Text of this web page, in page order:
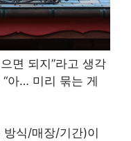
면 되지”라고 생각
아… 미리 묶는 게
식/매장/기간)이